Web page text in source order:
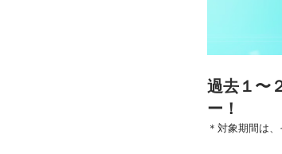
過去１〜
ー！
＊対象期間は